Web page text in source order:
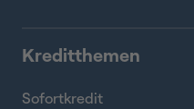
Kreditthemen
Sofortkredit